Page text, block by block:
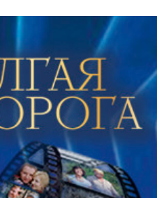
Захаренков
Долгов
Брусов
– Анастасия
– Вера Егорова